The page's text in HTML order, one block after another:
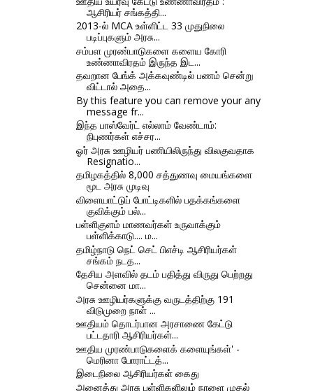
ஆசிரியர் சங்கத்தி...
2013-ல் MCA உள்ளிட்ட 33 முதுநிலை
படிப்புகளும் அரசு...
சம்பள முரண்பாடுகளை களைய கோரி
உண்ணாவிரதம் இருந்த இட...
தவறான பேங்க் அக்கவுண்டில் பணம் சென்று
விட்டால் அதை...
By this feature you can remove your any
message fr...
இந்த பாஸ்வேர்ட் எல்லாம் வேண்டாம்:
நிபுணர்கள் எச்சர...
ஓர் அரசு ஊழியர் பணியிலிருந்து விலகுவதாக
Resignatio...
தமிழகத்தில் 8,000 சத்துணவு மையங்களை
மூட அரசு முடிவு
விளையாட்டுப் போட்டிகளில் பதக்கங்களை
குவிக்கும் பல்...
பள்ளிகுளம் மாணவர்கள் உருவாக்கும்
பள்ளிக்காடு.... ம...
தமிழ்நாடு நெட் செட் பிஎச்டி ஆசிரியர்கள்
சங்கம் நடத...
தேசிய அளவில் தடம் பதித்து விருது பெற்றது
சென்னை மா...
அரசு ஊழியர்களுக்கு வருடத்திற்கு 191
விடுமுறை நாள் ...
ஊதியம் தொடர்பான அரசாணை கேட்டு
பட்டதாரி ஆசிரியர்கள்...
ஊதிய முரண்பாடுகளைக் களையுங்கள்' -
மெரினா போராட்டத்...
இடைநிலை ஆசிரியர்கள் கைது
அனைத்து அரசு பள்ளிகளிலும் நாளை முதல்